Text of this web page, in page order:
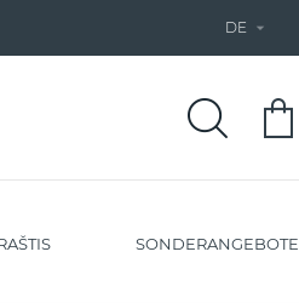
DE 
SONDERANGEBOTE